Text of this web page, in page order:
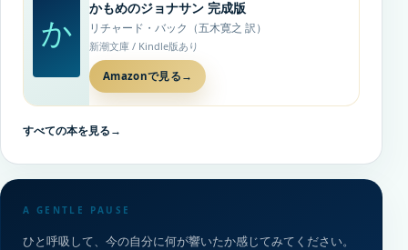
か
かもめのジョナサン 完成版
リチャード・バック（五木寛之 訳）
新潮文庫 / Kindle版あり
Amazonで見る →
すべての本を見る→
A GENTLE PAUSE
ひと呼吸して、今の自分に何が響いたか感じてみてください。